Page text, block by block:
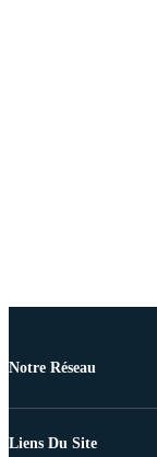
Notre Réseau
Liens Du Site